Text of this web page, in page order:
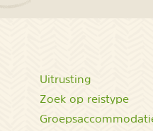
Uitrusting
Zoek op reistype